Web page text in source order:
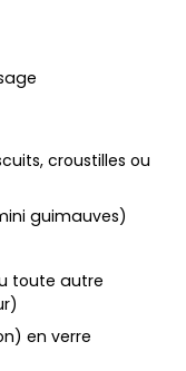
croustilles ou
guimauves)
toute autre
en verre